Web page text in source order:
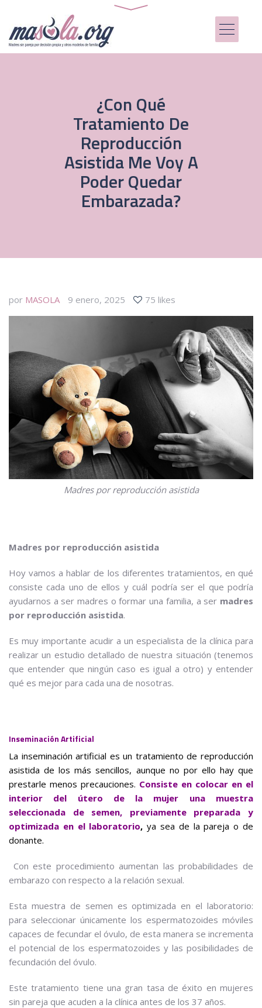
¿Con Qué
Tratamiento De
Reproducción
Asistida Me Voy A
Poder Quedar
Embarazada?
por MASOLA 9 enero, 2025 75 likes
Madres por reproducción asistida
Madres por reproducción asistida
Hoy vamos a hablar de los diferentes tratamientos, en qué
consiste cada uno de ellos y cuál podría ser el que podría
ayudarnos a ser madres o formar una familia, a ser madres
por reproducción asistida.
Es muy importante acudir a un especialista de la clínica para
realizar un estudio detallado de nuestra situación (tenemos
que entender que ningún caso es igual a otro) y entender
qué es mejor para cada una de nosotras.
Inseminación Artificial
La inseminación artificial es un tratamiento de reproducción
asistida de los más sencillos, aunque no por ello hay que
prestarle menos precauciones. Consiste en colocar en el
interior del útero de la mujer una muestra
seleccionada de semen, previamente preparada y
optimizada en el laboratorio,ya sea de la pareja o de
donante.
Con este procedimiento aumentan las probabilidades de
embarazo con respecto a la relación sexual.
Esta muestra de semen es optimizada en el laboratorio:
para seleccionar únicamente los espermatozoides móviles
capaces de fecundar el óvulo, de esta manera se incrementa
el potencial de los espermatozoides y las posibilidades de
fecundación del óvulo.
Este tratamiento tiene una gran tasa de éxito en mujeres
sin pareja que acuden a la clínica antes de los 37 años.